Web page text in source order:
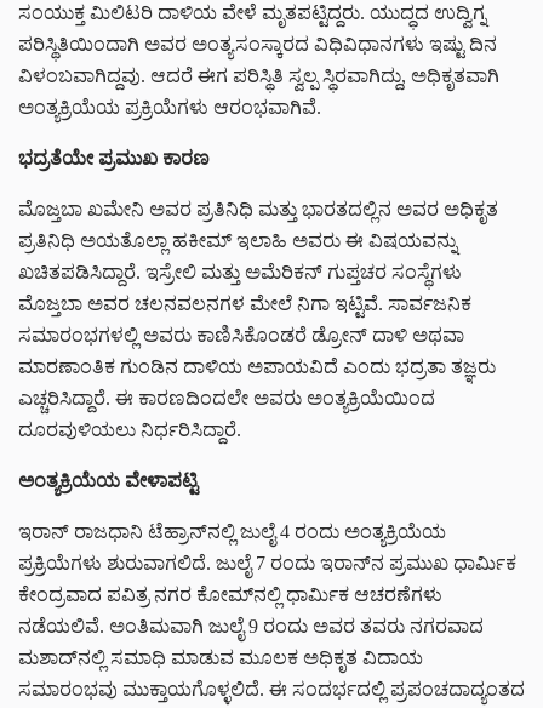
ಸಂಯುಕ್ತ ಮಿಲಿಟರಿ ದಾಳಿಯ ವೇಳೆ ಮೃತಪಟ್ಟಿದ್ದರು. ಯುದ್ಧದ ಉದ್ವಿಗ್ನ
ಪರಿಸ್ಥಿತಿಯಿಂದಾಗಿ ಅವರ ಅಂತ್ಯಸಂಸ್ಕಾರದ ವಿಧಿವಿಧಾನಗಳು ಇಷ್ಟು ದಿನ
ವಿಳಂಬವಾಗಿದ್ದವು. ಆದರೆ ಈಗ ಪರಿಸ್ಥಿತಿ ಸ್ವಲ್ಪ ಸ್ಥಿರವಾಗಿದ್ದು, ಅಧಿಕೃತವಾಗಿ
ಅಂತ್ಯಕ್ರಿಯೆಯ ಪ್ರಕ್ರಿಯೆಗಳು ಆರಂಭವಾಗಿವೆ.
ಭದ್ರತೆಯೇ ಪ್ರಮುಖ ಕಾರಣ
ಮೊಜ್ತಬಾ ಖಮೇನಿ ಅವರ ಪ್ರತಿನಿಧಿ ಮತ್ತು ಭಾರತದಲ್ಲಿನ ಅವರ ಅಧಿಕೃತ
ಪ್ರತಿನಿಧಿ ಅಯತೊಲ್ಲಾ ಹಕೀಮ್ ಇಲಾಹಿ ಅವರು ಈ ವಿಷಯವನ್ನು
ಖಚಿತಪಡಿಸಿದ್ದಾರೆ. ಇಸ್ರೇಲಿ ಮತ್ತು ಅಮೆರಿಕನ್ ಗುಪ್ತಚರ ಸಂಸ್ಥೆಗಳು
ಮೊಜ್ತಬಾ ಅವರ ಚಲನವಲನಗಳ ಮೇಲೆ ನಿಗಾ ಇಟ್ಟಿವೆ. ಸಾರ್ವಜನಿಕ
ಸಮಾರಂಭಗಳಲ್ಲಿ ಅವರು ಕಾಣಿಸಿಕೊಂಡರೆ ಡ್ರೋನ್ ದಾಳಿ ಅಥವಾ
ಮಾರಣಾಂತಿಕ ಗುಂಡಿನ ದಾಳಿಯ ಅಪಾಯವಿದೆ ಎಂದು ಭದ್ರತಾ ತಜ್ಞರು
ಎಚ್ಚರಿಸಿದ್ದಾರೆ. ಈ ಕಾರಣದಿಂದಲೇ ಅವರು ಅಂತ್ಯಕ್ರಿಯೆಯಿಂದ
ದೂರವುಳಿಯಲು ನಿರ್ಧರಿಸಿದ್ದಾರೆ.
ಅಂತ್ಯಕ್ರಿಯೆಯ ವೇಳಾಪಟ್ಟಿ
ಇರಾನ್ ರಾಜಧಾನಿ ಟೆಹ್ರಾನ್‌ನಲ್ಲಿ ಜುಲೈ 4 ರಂದು ಅಂತ್ಯಕ್ರಿಯೆಯ
ಪ್ರಕ್ರಿಯೆಗಳು ಶುರುವಾಗಲಿದೆ. ಜುಲೈ 7 ರಂದು ಇರಾನ್‌ನ ಪ್ರಮುಖ ಧಾರ್ಮಿಕ
ಕೇಂದ್ರವಾದ ಪವಿತ್ರ ನಗರ ಕೋಮ್‌ನಲ್ಲಿ ಧಾರ್ಮಿಕ ಆಚರಣೆಗಳು
ನಡೆಯಲಿವೆ. ಅಂತಿಮವಾಗಿ ಜುಲೈ 9 ರಂದು ಅವರ ತವರು ನಗರವಾದ
ಮಶಾದ್‌ನಲ್ಲಿ ಸಮಾಧಿ ಮಾಡುವ ಮೂಲಕ ಅಧಿಕೃತ ವಿದಾಯ
ಸಮಾರಂಭವು ಮುಕ್ತಾಯಗೊಳ್ಳಲಿದೆ. ಈ ಸಂದರ್ಭದಲ್ಲಿ ಪ್ರಪಂಚದಾದ್ಯಂತದ